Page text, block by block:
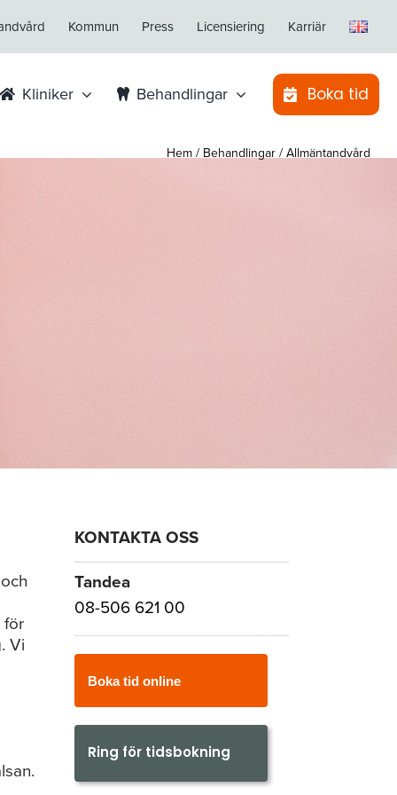
Kommun Press Licensiering Karriär
Kliniker Behandlingar Boka tid
Hem / Behandlingar / Allmäntandvård
för
Vi
KONTAKTA OSS
Tandea
08-506 621 00
Boka tid online
Ring för tidsbokning